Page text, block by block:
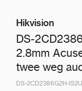
Hikvision
DS-
2.8mm
twee weg
DS-2CD2386G2H-